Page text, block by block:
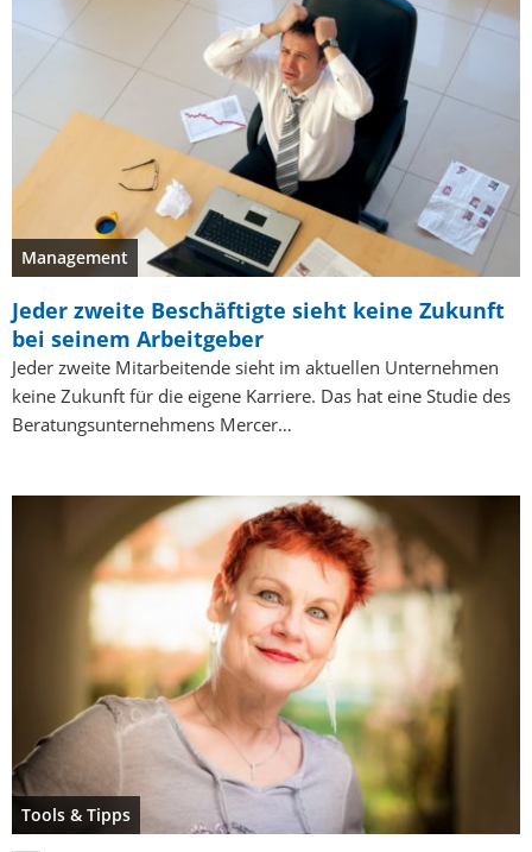
Management
Jeder zweite Beschäftigte sieht keine Zukunft
bei seinem Arbeitgeber
Jeder zweite Mitarbeitende sieht im aktuellen Unternehmen
keine Zukunft für die eigene Karriere. Das hat eine Studie des
Beratungsunternehmens Mercer…
Tools & Tipps